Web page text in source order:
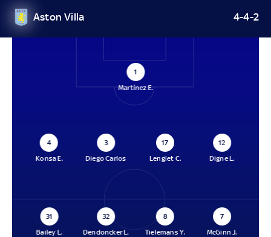
Aston Villa 4-4-2
1
Martínez E.
4
Konsa E.
3
Diego Carlos
17
Lenglet C.
12
Digne L.
31
Bailey L.
32
Dendoncker L.
8
Tielemans Y.
7
McGinn J.